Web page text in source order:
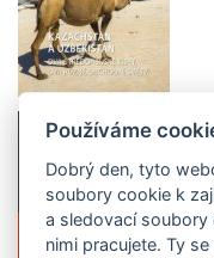
Více
Používáme
Dobrý den, tyto
soubory cookie k
a sledovací
nimi pracujete. Ty